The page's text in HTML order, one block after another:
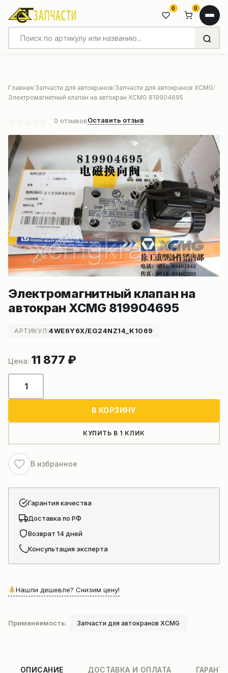
0 0
Главная Запчасти для автокранов Запчасти для автокранов XCMG
Электромагнитный клапан на автокран XCMG 819904695
0 отзывовОставить отзыв
Электромагнитный клапан на
автокран XCMG 819904695
АРТИКУЛ:4WE6Y6X/EG24NZ14_K1069
11 877 ₽
товара
автокран
XCMG
819904695
В КОРЗИНУ
КУПИТЬ В 1 КЛИК
В избранное
Гарантия качества
Доставка по РФ
Возврат 14 дней
Консультация эксперта
Нашли дешевле? Снизим цену!
Применяемость: Запчасти для автокранов XCMG
ОПИСАНИЕ ДОСТАВКА И ОПЛАТА